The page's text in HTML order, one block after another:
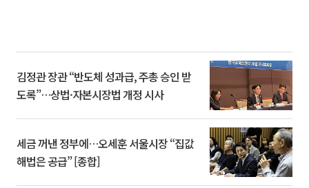
김정관 장관 “반도체 성과급, 주총 승인 받
도록”…상법·자본시장법 개정 시사
세금 꺼낸 정부에…오세훈 서울시장 “집값
해법은 공급” [종합]